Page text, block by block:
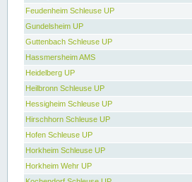
Feudenheim Schleuse UP
Gundelsheim UP
Guttenbach Schleuse UP
Hassmersheim AMS
Heidelberg UP
Heilbronn Schleuse UP
Hessigheim Schleuse UP
Hirschhorn Schleuse UP
Hofen Schleuse UP
Horkheim Schleuse UP
Horkheim Wehr UP